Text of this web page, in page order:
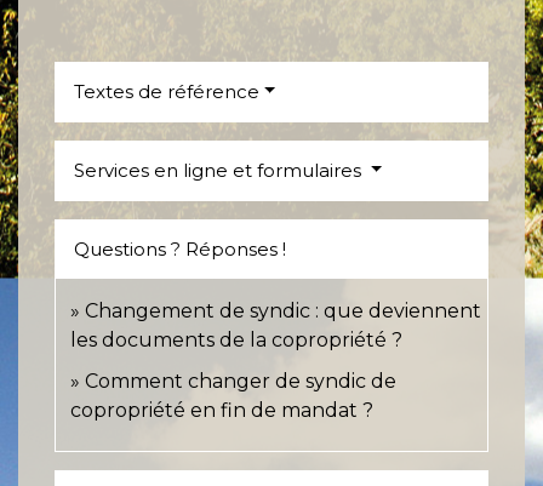
Textes de référence
Services en ligne et formulaires
Questions ? Réponses !
Changement de syndic : que deviennent
les documents de la copropriété ?
Comment changer de syndic de
copropriété en fin de mandat ?